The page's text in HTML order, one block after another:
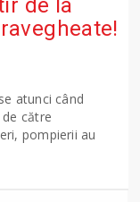
de la
atunci când
către
pompierii au